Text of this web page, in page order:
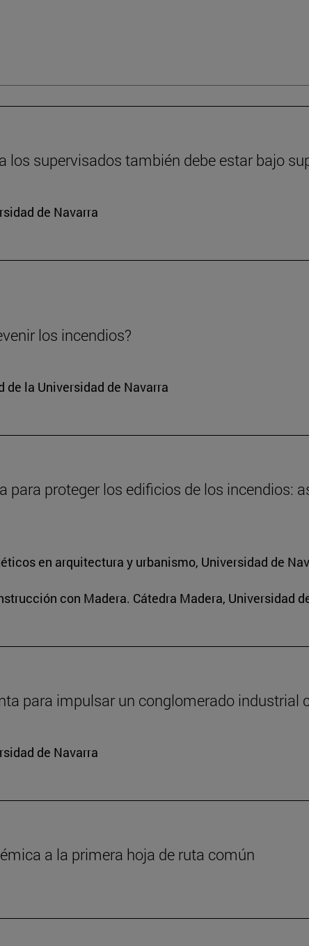
los supervisados también debe estar bajo
de Navarra
los incendios?
la Universidad de Navarra
proteger los edificios de los incendios:
en arquitectura y urbanismo, Universidad de
con Madera. Cátedra Madera, Universidad
para impulsar un conglomerado industrial
de Navarra
a la primera hoja de ruta común